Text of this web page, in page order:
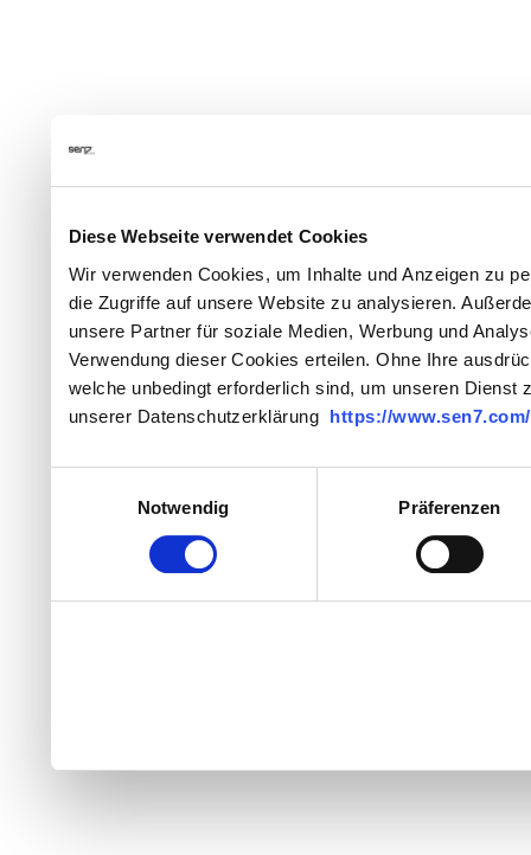
Diese Webseite verwendet Cookies
Wir verwenden Cookies, um Inhalte und Anzeigen zu
die Zugriffe auf unsere Website zu analysieren.
unsere Partner für soziale Medien, Werbung und
Verwendung dieser Cookies erteilen. Ohne Ihre
welche unbedingt erforderlich sind, um unseren
unserer Datenschutzerklärung https://
Notwendig
Präferenzen